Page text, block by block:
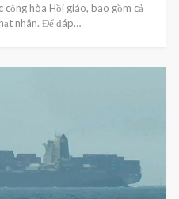
cộng hòa Hồi giáo, bao gồm cả
nhân. Để đáp…